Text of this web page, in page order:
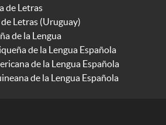
de Letras
Letras (Uruguay)
de la Lengua
de la Lengua Española
de la Lengua Española
de la Lengua Española